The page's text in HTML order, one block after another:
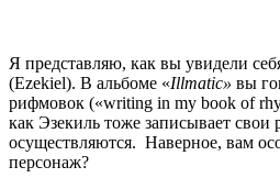
Я представляю, как вы увидели
(Ezekiel). В альбоме «Illmatic» вы
рифмовок («writing in my book of
как Эзекиль тоже записывает
осуществляются. Наверное, вам
персонаж?